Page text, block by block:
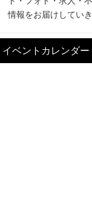
情報をお届けしていき
イベントカレンダー